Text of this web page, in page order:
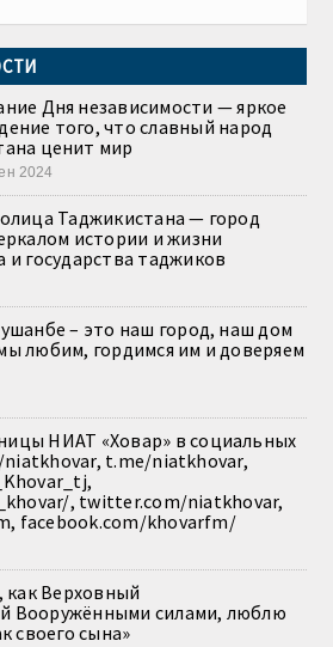
Дня независимости — яркое
того, что славный народ
ценит мир
2024
Таджикистана — город
истории и жизни
и государства таджиков
– это наш город, наш дом
любим, гордимся им и доверяем
НИАТ «Ховар» в социальных
niatkhovar, t.me/niatkhovar,
, twitter.com/niatkhovar,
facebook.com/khovarfm/
как Верховный
Вооружёнными силами, люблю
своего сына»